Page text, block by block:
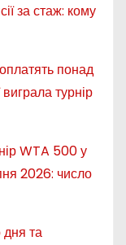
за стаж: кому
понад
турнір
WTA 500 у
2026: число
та